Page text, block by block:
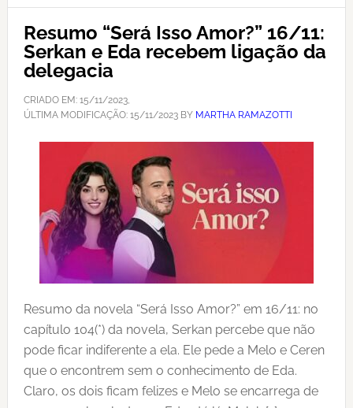
Resumo “Será Isso Amor?” 16/11:
Serkan e Eda recebem ligação da
delegacia
CRIADO EM: 15/11/2023,
ÚLTIMA MODIFICAÇÃO: 15/11/2023BY MARTHA RAMAZOTTI
Resumo da novela “Será Isso Amor?” em 16/11: no
capítulo 104(*) da novela, Serkan percebe que não
pode ficar indiferente a ela. Ele pede a Melo e Ceren
que o encontrem sem o conhecimento de Eda.
Claro, os dois ficam felizes e Melo se encarrega de